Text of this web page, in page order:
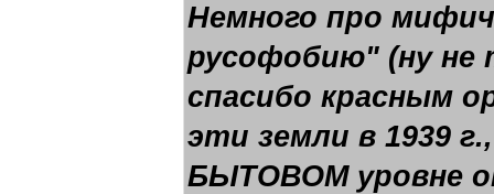
Немного про
русофобию" (ну не
спасибо красным
эти земли в 1939
БЫТОВОМ уровне